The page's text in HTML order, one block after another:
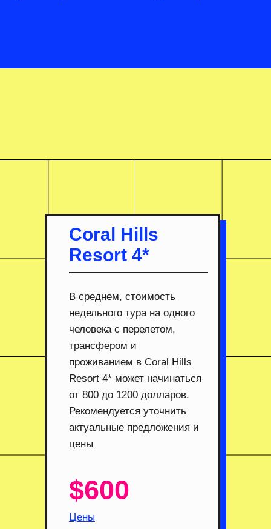
В среднем, стоимость
недельного тура на одного
человека с перелетом,
трансфером и
проживанием в Coral Hills
Resort 4* может начинаться
от 800 до 1200 долларов.
Рекомендуется уточнить
актуальные предложения и
цены
Coral Hills
Resort 4*
$600
Цены